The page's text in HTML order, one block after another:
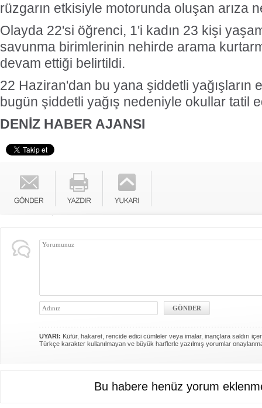
rüzgarın etkisiyle motorunda oluşan arıza
Olayda 22'si öğrenci, 1'i kadın 23 kişi
savunma birimlerinin nehirde arama
devam ettiği belirtildi.
22 Haziran'dan bu yana şiddetli yağışların
bugün şiddetli yağış nedeniyle okullar tatil
DENİZ HABER AJANSI
UYARI: Küfür, hakaret, rencide edici cümleler veya imalar, inançlara saldırı
Türkçe karakter kullanılmayan ve büyük harflerle yazılmış yorumlar
Bu habere henüz yorum